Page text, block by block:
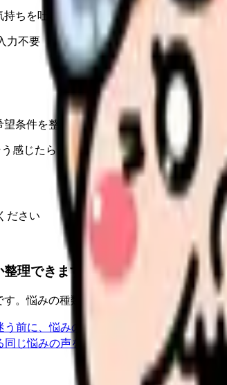
ちを吐き出して、何がつらいのか、辞め
力不要
条件を整理して、求人を見比べられます。
感じたら、求人票の条件と応募前に確認
ださい
理できます。
。悩みの種類と続いている期間から、次
前に、悩みの種類と次の一歩を整理します
同じ悩みの声を読んで、今の職場だけの問題